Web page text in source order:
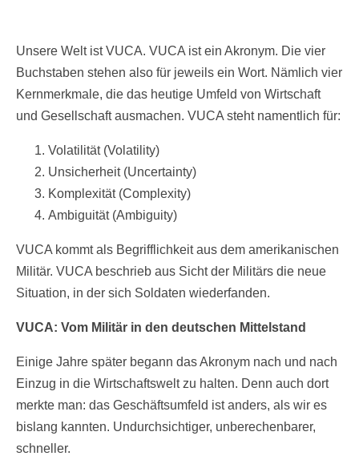
Unsere Welt ist VUCA. VUCA ist ein Akronym. Die vier
Buchstaben stehen also für jeweils ein Wort. Nämlich vier
Kernmerkmale, die das heutige Umfeld von Wirtschaft
und Gesellschaft ausmachen. VUCA steht namentlich für:
Volatilität (Volatility)
Unsicherheit (Uncertainty)
Komplexität (Complexity)
Ambiguität (Ambiguity)
VUCA kommt als Begrifflichkeit aus dem amerikanischen
Militär. VUCA beschrieb aus Sicht der Militärs die neue
Situation, in der sich Soldaten wiederfanden.
VUCA: Vom Militär in den deutschen Mittelstand
Einige Jahre später begann das Akronym nach und nach
Einzug in die Wirtschaftswelt zu halten. Denn auch dort
merkte man: das Geschäftsumfeld ist anders, als wir es
bislang kannten. Undurchsichtiger, unberechenbarer,
schneller.